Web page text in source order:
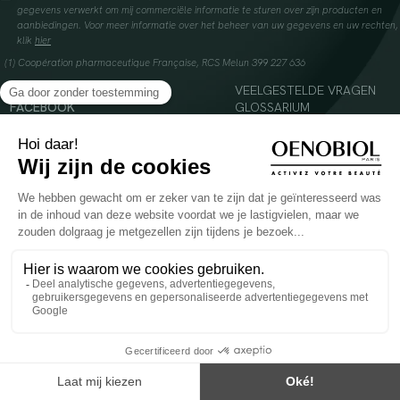
gegevens verwerkt om mij commerciële informatie te sturen over zijn producten en
aanbiedingen. Voor meer informatie over het beheer van uw gegevens en uw rechten,
klik hier
(1) Coopération pharmaceutique Française, RCS Melun 399 227 636
INSTAGRAM
FACEBOOK
YOUTUBE
VEELGESTELDE VRAGEN
GLOSSARIUM
© 2024 Oenobiol Paris
Voedingssupplement dat moet worden geconsumeerd als onderdeel van een gevarieerde,
overschrijden. Enkel voor volwassenen, buiten het bereik van kinderen houden.